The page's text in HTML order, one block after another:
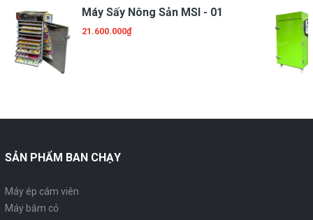
Máy Sấy Nông Sản MSI - 01
21.600.000₫
SẢN PHẨM BAN CHẠY
Máy ép cám viên
Máy băm cỏ